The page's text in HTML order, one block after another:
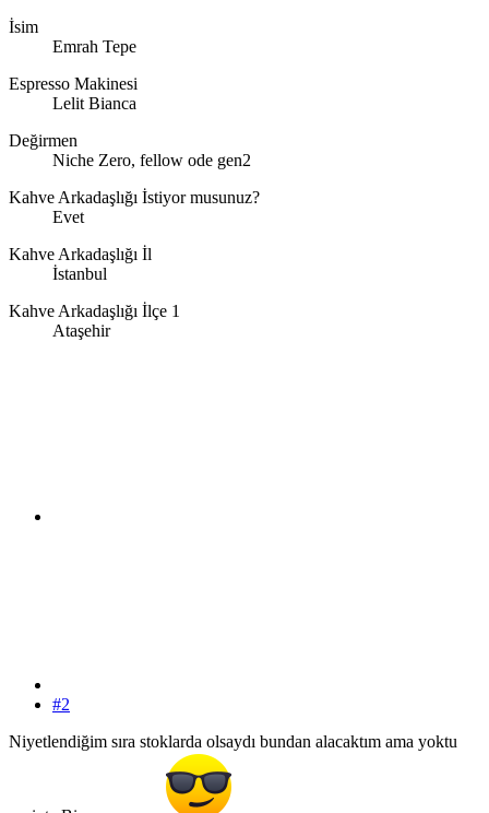
İsim
Emrah Tepe
Espresso Makinesi
Lelit Bianca
Değirmen
Niche Zero, fellow ode gen2
Kahve Arkadaşlığı İstiyor musunuz?
Evet
Kahve Arkadaşlığı İl
İstanbul
Kahve Arkadaşlığı İlçe 1
Ataşehir
#2
Niyetlendiğim sıra stoklarda olsaydı bundan alacaktım ama yoktu